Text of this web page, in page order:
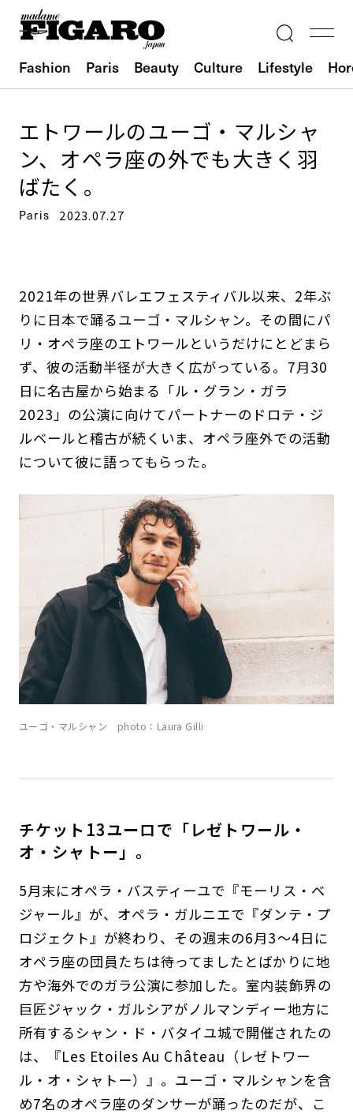
Fashion Paris Beauty Culture Lifestyle
エトワールのユーゴ・マルシャ
ン、オペラ座の外でも大きく羽
ばたく。
Paris 2023.07.27
2021年の世界バレエフェスティバル以来、2年ぶ
りに日本で踊るユーゴ・マルシャン。その間にパ
リ・オペラ座のエトワールというだけにとどまら
ず、彼の活動半径が大きく広がっている。7月30
日に名古屋から始まる「ル・グラン・ガラ
2023」の公演に向けてパートナーのドロテ・ジ
ルベールと稽古が続くいま、オペラ座外での活動
について彼に語ってもらった。
ユーゴ・マルシャン photo：Laura Gilli
チケット13ユーロで「レゼトワール・
オ・シャトー」。
5月末にオペラ・バスティーユで『モーリス・ベ
ジャール』が、オペラ・ガルニエで『ダンテ・プ
ロジェクト』が終わり、その週末の6月3～4日に
オペラ座の団員たちは待ってましたとばかりに地
方や海外でのガラ公演に参加した。室内装飾界の
巨匠ジャック・ガルシアがノルマンディー地方に
所有するシャン・ド・バタイユ城で開催されたの
は、『Les Etoiles Au Château（レゼトワー
ル・オ・シャトー）』。ユーゴ・マルシャンを含
め7名のオペラ座のダンサーが踊ったのだが、こ